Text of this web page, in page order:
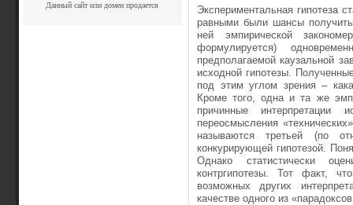
Данный сайт или домен продается
Экспериментальная гипотеза
равными были шансы
ней эмпирической
формулируется)
предполагаемой каузальной
исходной гипотезы.
под этим углом зрения –
Кроме того, одна и та же
причинные интерпретации
переосмысления
называются третьей (по
конкурирующей гипотезой.
Однако статистически
контргипотезы. Тот факт,
возможных других
качестве одного из